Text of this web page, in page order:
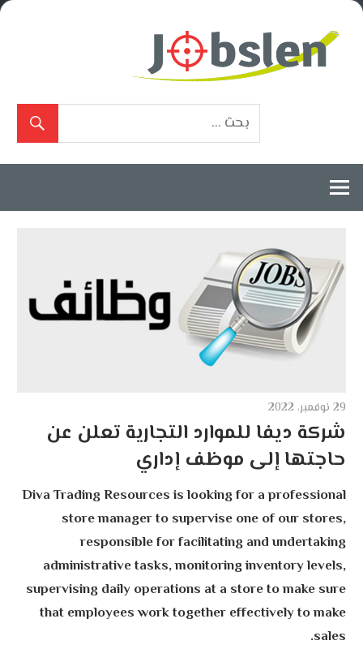
Skip
29 نوفمبر، 2022
شركة ديفا للموارد التجارية تعلن عن
حاجتها إلى موظف إداري
Diva Trading Resources is looking for a professional
store manager to supervise one of our stores,
responsible for facilitating and undertaking
administrative tasks, monitoring inventory levels,
supervising daily operations at a store to make sure
that employees work together effectively to make
sales.